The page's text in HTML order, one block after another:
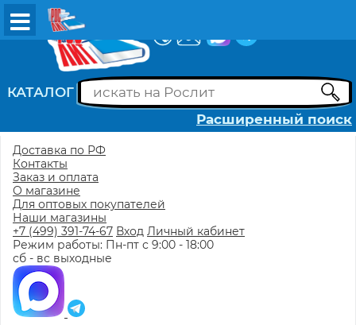
КАТАЛОГ
Расширенный поиск
Доставка по РФ
Контакты
Заказ и оплата
О магазине
Для оптовых покупателей
Наши магазины
+7 (499) 391-74-67 Вход Личный кабинет
Режим работы: Пн-пт с 9:00 - 18:00
сб - вс выходные